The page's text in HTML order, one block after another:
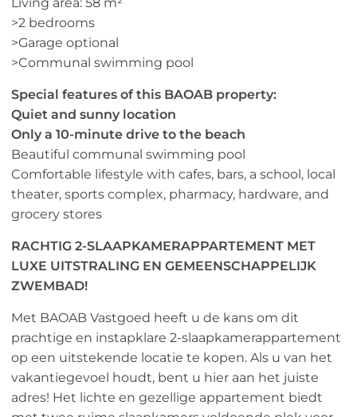
>2 bedrooms
>Garage optional
>Communal swimming pool
Special features of this BAOAB property:
Quiet and sunny location
Only a 10-minute drive to the beach
Beautiful communal swimming pool
Comfortable lifestyle with cafes, bars, a school, local
theater, sports complex, pharmacy, hardware, and
grocery stores
RACHTIG 2-SLAAPKAMERAPPARTEMENT MET
LUXE UITSTRALING EN GEMEENSCHAPPELIJK
ZWEMBAD!
Met BAOAB Vastgoed heeft u de kans om dit
prachtige en instapklare 2-slaapkamerappartement
op een uitstekende locatie te kopen. Als u van het
vakantiegevoel houdt, bent u hier aan het juiste
adres! Het lichte en gezellige appartement biedt